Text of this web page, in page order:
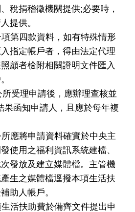
稅捐稽徵機關提供;必要時，
提供。
第四款資料，如有特殊情形
指定帳戶者，得由法定代理
顧者檢附相關證明文件匯入
理申請後，應辦理查核並
果函知申請人，且應於每年複
所應將申請資料確實於中央主
使用之福利資訊系統建檔、
發放及建立媒體檔。主管機
生之媒體檔逕撥本項生活扶
助人帳戶。
活扶助費於備齊文件提出申